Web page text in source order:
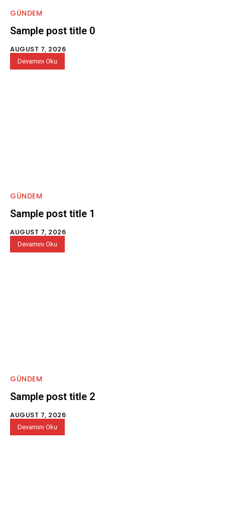
GÜNDEM
Sample post title 0
AUGUST 7, 2026
Devamını Oku
GÜNDEM
Sample post title 1
AUGUST 7, 2026
Devamını Oku
GÜNDEM
Sample post title 2
AUGUST 7, 2026
Devamını Oku